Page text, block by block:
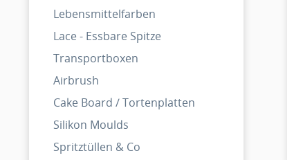
Lebensmittelfarben
Lace - Essbare Spitze
Transportboxen
Airbrush
Cake Board / Tortenplatten
Silikon Moulds
Spritztüllen & Co